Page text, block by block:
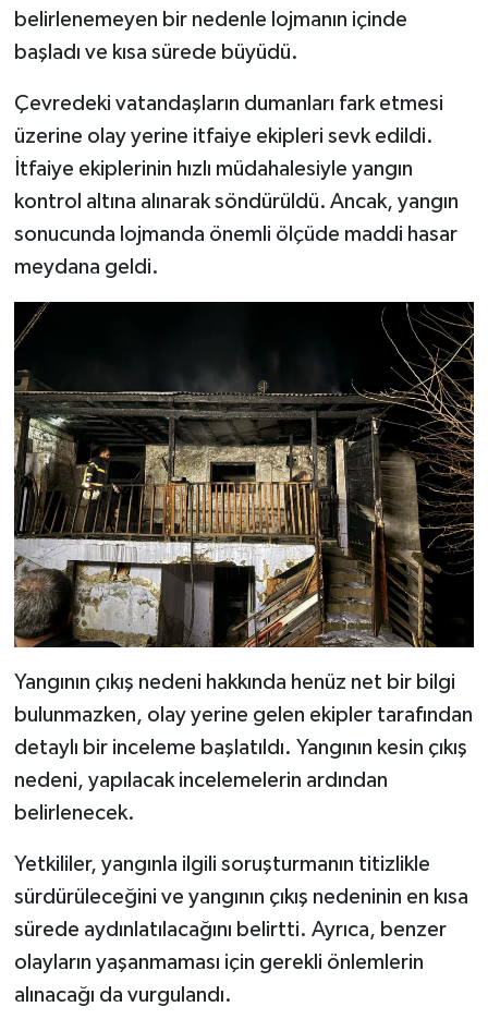
belirlenemeyen bir nedenle lojmanın içinde
başladı ve kısa sürede büyüdü.
Çevredeki vatandaşların dumanları fark etmesi
üzerine olay yerine itfaiye ekipleri sevk edildi.
İtfaiye ekiplerinin hızlı müdahalesiyle yangın
kontrol altına alınarak söndürüldü. Ancak, yangın
sonucunda lojmanda önemli ölçüde maddi hasar
meydana geldi.
Yangının çıkış nedeni hakkında henüz net bir bilgi
bulunmazken, olay yerine gelen ekipler tarafından
detaylı bir inceleme başlatıldı. Yangının kesin çıkış
nedeni, yapılacak incelemelerin ardından
belirlenecek.
Yetkililer, yangınla ilgili soruşturmanın titizlikle
sürdürüleceğini ve yangının çıkış nedeninin en kısa
sürede aydınlatılacağını belirtti. Ayrıca, benzer
olayların yaşanmaması için gerekli önlemlerin
alınacağı da vurgulandı.
TEKNOLOJİ
KÜLTÜR SANAT